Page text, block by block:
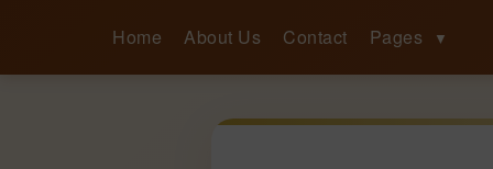
Home About Us Contact Pages ▼